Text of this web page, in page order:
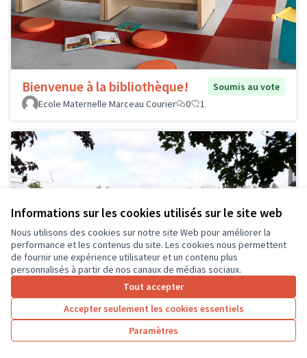
Informations sur les cookies utilisés sur le site web
Nous utilisons des cookies sur notre site Web pour améliorer la
performance et les contenus du site. Les cookies nous permettent
de fournir une expérience utilisateur et un contenu plus
personnalisés à partir de nos canaux de médias sociaux.
Tout accepter
Accepter seulement les cookies essentiels
Paramètres
Bienvenue à la bibliothèque!
Soumis au vote
Ecole Maternelle Marceau Courier
0 1